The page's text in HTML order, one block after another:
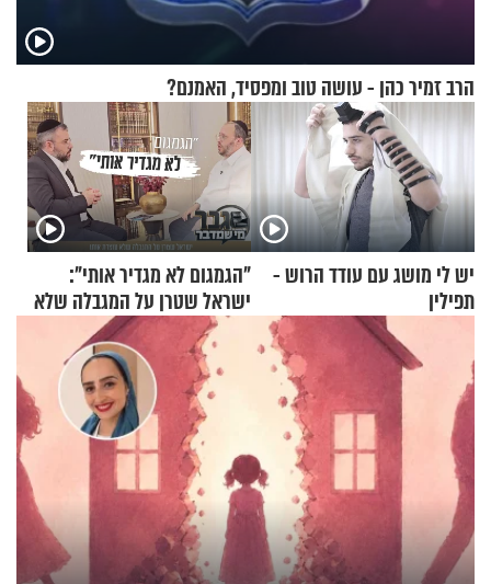
הרב זמיר כהן - עושה טוב ומפסיד, האמנם?
יש לי מושג עם עודד הרוש -
תפילין
"הגמגום לא מגדיר אותי":
ישראל שטרן על המגבלה שלא
עוצרת אותו